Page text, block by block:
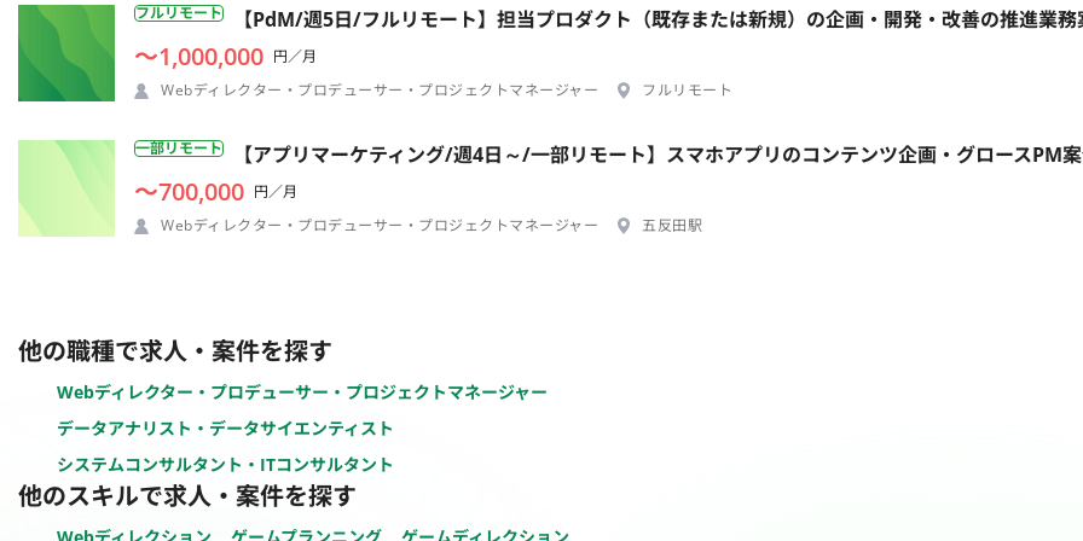
フルリモート 【PdM/週5日/フルリモート】担当プロダクト（既存または新規）の企画・開発・改善の推進業務
〜1,000,000 円／月
Webディレクター・プロデューサー・プロジェクトマネージャー
フルリモート
一部リモート 【アプリマーケティング/週4日～/一部リモート】スマホアプリのコンテンツ企画・グロースPM
〜700,000 円／月
Webディレクター・プロデューサー・プロジェクトマネージャー
五反田駅
他の職種で求人・案件を探す
Webディレクター・プロデューサー・プロジェクトマネージャー
データアナリスト・データサイエンティスト
システムコンサルタント・ITコンサルタント
他のスキルで求人・案件を探す